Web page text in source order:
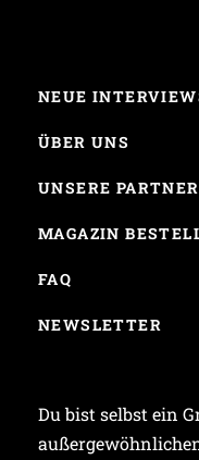
NEUE
ÜBER UNS
UNSERE PARTNER
MAGAZIN
FAQ
NEWSLETTER
Du bist selbst ein